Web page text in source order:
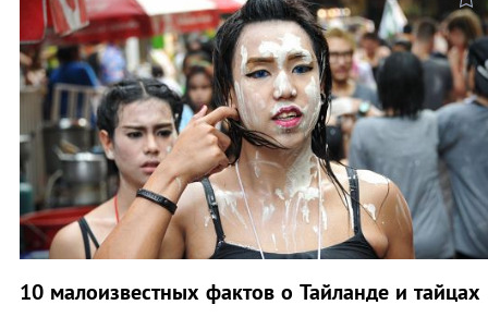
10 малоизвестных фактов о Тайланде и тайцах